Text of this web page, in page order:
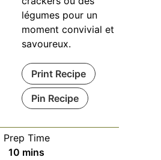
légumes pour un
moment convivial et
savoureux.
Print Recipe
Pin Recipe
Prep Time
10 minutes
mins